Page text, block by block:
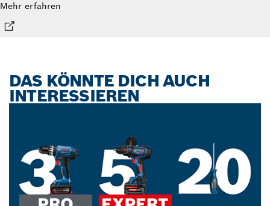
Mehr erfahren
DAS KÖNNTE DICH AUCH
INTERESSIEREN